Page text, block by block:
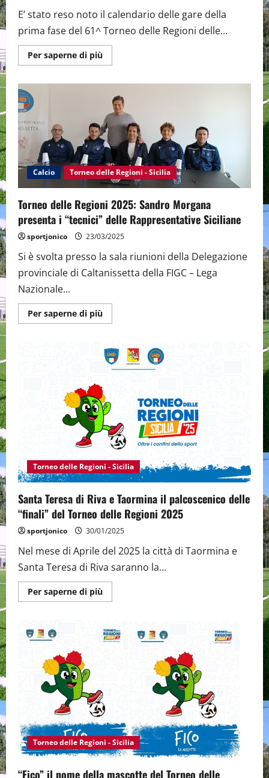
E’ stato reso noto il calendario delle gare della
prima fase del 61^ Torneo delle Regioni delle...
Per saperne di piùMaggiori
informazioni
Regioni
2025:
Undici
le
gare
che
si
giocheranno
al
Comunale
di
Bucalo
prima
fase
(12,13
14
Calcio Torneo delle Regioni - Sicilia
Torneo delle Regioni 2025: Sandro Morgana
presenta i “tecnici” delle Rappresentative Siciliane
sportjonico 23/03/2025
Si è svolta presso la sala riunioni della Delegazione
provinciale di Caltanissetta della FIGC – Lega
Nazionale...
Per saperne di piùMaggiori
informazioni
delle
Regioni
2025:
Sandro
presenta
i
“tecnici”
delle
Rappresentative
Siciliane
Torneo delle Regioni - Sicilia
Santa Teresa di Riva e Taormina il palcoscenico delle
“finali” del Torneo delle Regioni 2025
sportjonico 30/01/2025
Nel mese di Aprile del 2025 la città di Taormina e
Santa Teresa di Riva saranno la...
Per saperne di piùMaggiori
informazioni
di
Riva
“finali”
del
Torneo
delle
Regioni
2025
Torneo delle Regioni - Sicilia
“Fico” il nome della mascotte del Torneo delle